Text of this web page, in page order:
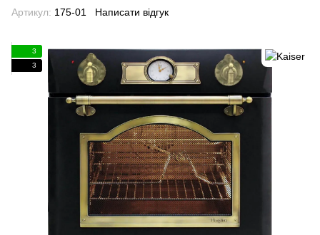
Артикул: 175-01 Написати відгук
3
3